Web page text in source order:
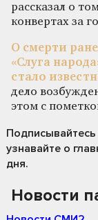
рассказал о
конвертах за
О смерти
«Слуга
стало
дело
этом с
Подписывайтесь
узнавайте о
дня.
Новости